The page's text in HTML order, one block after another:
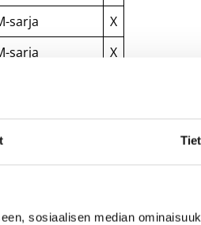
sosiaalisen median
sarja
X
sarja
X
sarja